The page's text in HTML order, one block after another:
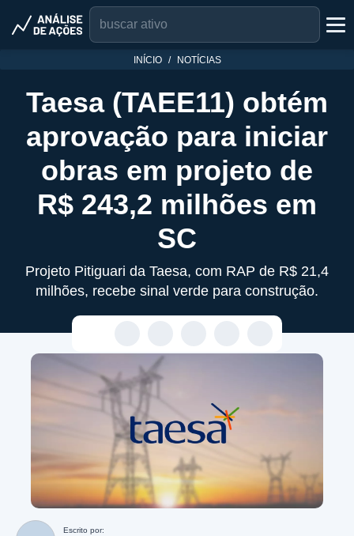
INÍCIO NOTÍCIAS
Taesa (TAEE11) obtém
aprovação para iniciar
obras em projeto de
R$ 243,2 milhões em
SC
Projeto Pitiguari da Taesa, com RAP de R$ 21,4
milhões, recebe sinal verde para construção.
Escrito por: